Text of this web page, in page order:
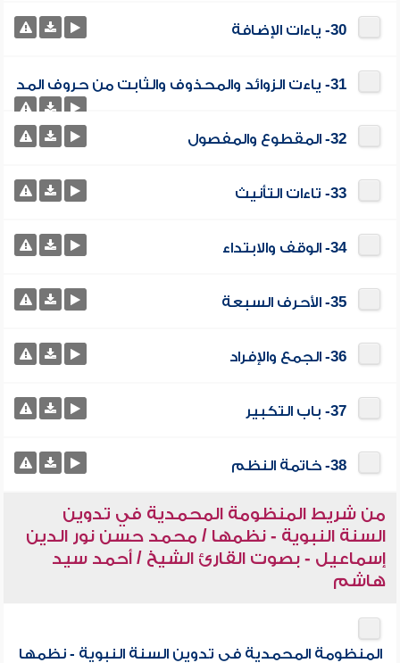
30- ياءات الإضافة
31- ياءت الزوائد والمحذوف والثابت من حروف المد
32- المقطوع والمفصول
33- تاءات التأنيث
34- الوقف والابتداء
35- الأحرف السبعة
36- الجمع والإفراد
37- باب التكبير
38- خاتمة النظم
من شريط المنظومة المحمدية في تدوين
السنة النبوية - نظمها / محمد حسن نور الدين
إسماعيل - بصوت القارئ الشيخ / أحمد سيد
هاشم
المنظومة المحمدية في تدوين السنة النبوية - نظمها